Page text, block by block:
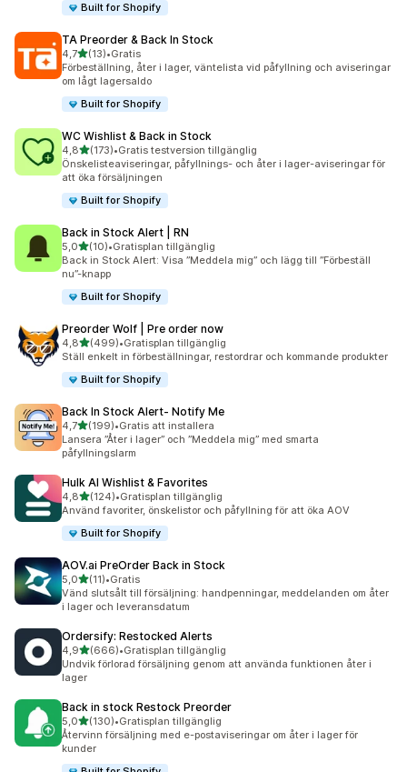
Built for Shopify
TA Preorder & Back In Stock
4,7av 5 stjärnor
(13)
13 recensioner totalt
•Gratis
Förbeställning, åter i lager, väntelista vid påfyllning och aviseringar
om lågt lagersaldo
Built for Shopify
WC Wishlist & Back in Stock
4,8av 5 stjärnor
(173)
173 recensioner totalt
•Gratis testversion tillgänglig
Önskelisteaviseringar, påfyllnings- och åter i lager-aviseringar för
att öka försäljningen
Built for Shopify
Back in Stock Alert | RN
5,0av 5 stjärnor
(10)
10 recensioner totalt
•Gratisplan tillgänglig
Back in Stock Alert: Visa ”Meddela mig” och lägg till ”Förbeställ
nu”-knapp
Built for Shopify
Preorder Wolf | Pre order now
4,8av 5 stjärnor
(499)
499 recensioner totalt
•Gratisplan tillgänglig
Ställ enkelt in förbeställningar, restordrar och kommande produkter
Built for Shopify
Back In Stock Alert‑ Notify Me
4,7av 5 stjärnor
(199)
199 recensioner totalt
•Gratis att installera
Lansera ”Åter i lager” och ”Meddela mig” med smarta
påfyllningslarm
Hulk AI Wishlist & Favorites
4,8av 5 stjärnor
(124)
124 recensioner totalt
•Gratisplan tillgänglig
Använd favoriter, önskelistor och påfyllning för att öka AOV
Built for Shopify
AOV.ai PreOrder Back in Stock
5,0av 5 stjärnor
(11)
11 recensioner totalt
•Gratis
Vänd slutsålt till försäljning: handpenningar, meddelanden om åter
i lager och leveransdatum
Ordersify: Restocked Alerts
4,9av 5 stjärnor
(666)
666 recensioner totalt
•Gratisplan tillgänglig
Undvik förlorad försäljning genom att använda funktionen åter i
lager
Back in stock Restock Preorder
5,0av 5 stjärnor
(130)
130 recensioner totalt
•Gratisplan tillgänglig
Återvinn försäljning med e-postaviseringar om åter i lager för
kunder